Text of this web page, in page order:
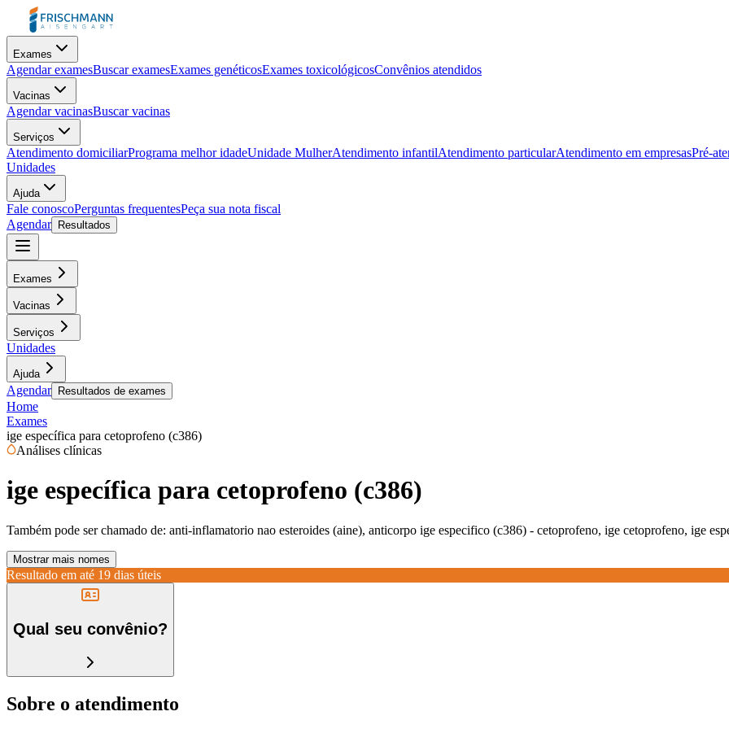
Exames
Agendar examesBuscar examesExames genéticosExames toxicológicosConvênios atendidos
Vacinas
Agendar vacinasBuscar vacinas
Serviços
Atendimento domiciliarPrograma melhor idadeUnidade MulherAtendimento infantilAtendimento particularAtendimento em empresasPré-
Unidades
Ajuda
Fale conoscoPerguntas frequentesPeça sua nota fiscal
Agendar
Resultados
Exames
Vacinas
Serviços
Unidades
Ajuda
Agendar Resultados de exames
Home
Exames
ige específica para cetoprofeno (c386)
Análises clínicas
ige específica para cetoprofeno (c386)
Também pode ser chamado de: anti-inflamatorio nao esteroides (aine), anticorpo ige especifico (c386) - cetoprofeno, ige cetoprofeno, ige
Mostrar mais nomes
Resultado em até 19 dias úteis
Qual seu convênio?
Sobre o atendimento